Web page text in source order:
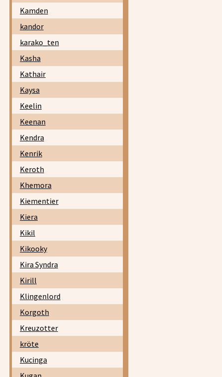
Kamden
kandor
karako_ten
Kasha
Kathair
Kaysa
Keelin
Keenan
Kendra
Kenrik
Keroth
Khemora
Kiementier
Kiera
Kikil
Kikooky
Kira Syndra
Kirill
Klingenlord
Korgoth
Kreuzotter
kröte
Kucinga